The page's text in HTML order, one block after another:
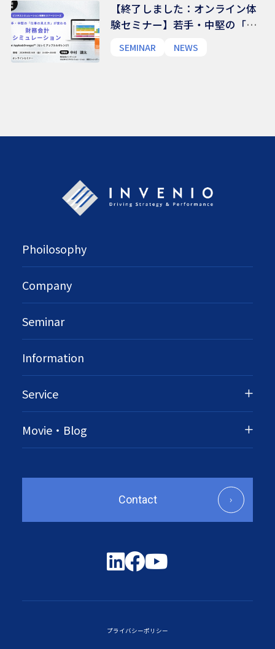
【終了しました：オンライン体
験セミナー】若手・中堅の「仕
SEMINAR NEWS
Phoilosophy
Company
Seminar
Information
Service
Movie・Blog
Contact
プライバシーポリシー